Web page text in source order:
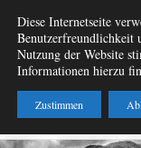
Inhalt
springen
Wir
GbR
Diese Internetseite
Benutzerfreundlichkeit
Nutzung der Website
Informationen hierzu
Zustimmen